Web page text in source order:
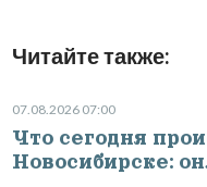
Читайте также:
07.08.2026 07:00
Что сегодня
Новосибирске: